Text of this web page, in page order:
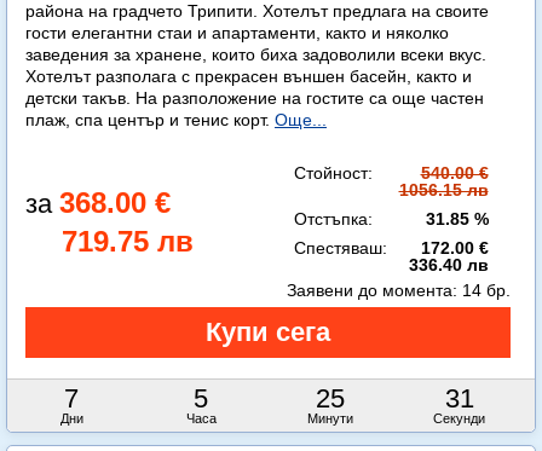
района на градчето Трипити. Хотелът предлага на своите
гости елегантни стаи и апартаменти, както и няколко
заведения за хранене, които биха задоволили всеки вкус.
Хотелът разполага с прекрасен външен басейн, както и
детски такъв. На разположение на гостите са още частен
плаж, спа център и тенис корт. Още...
368.00 €
719.75 лв
Стойност:
540.00 €
1056.15 лв
Отстъпка:
31.85 %
Спестяваш:
172.00 €
336.40 лв
7
Дни
5
Часа
25
Минути
30
Секунди
Заявени до момента: 14 бр.